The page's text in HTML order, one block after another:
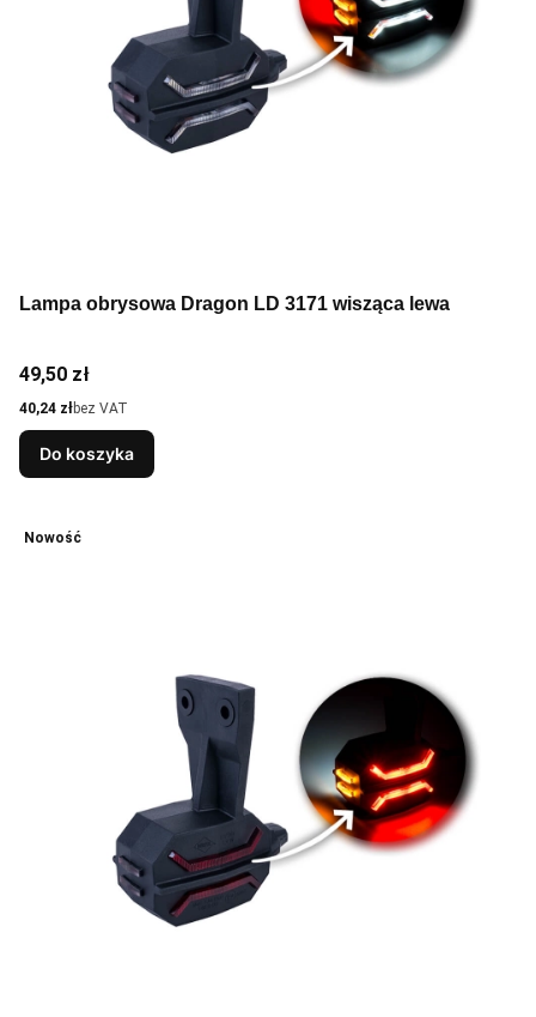
Lampa obrysowa Dragon LD 3171 wisząca lewa
Cena
49,50 zł
Cena
40,24 złbez VAT
Do koszyka
Nowość